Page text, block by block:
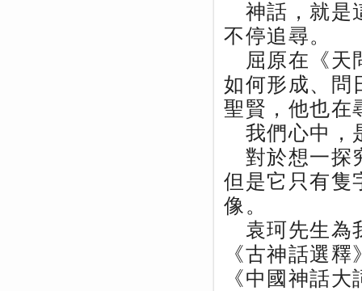
神話，就是
不停追尋。
屈原在《天
如何形成、問
聖賢，他也在
我們心中，
對於想一探
但是它只有隻
像。
袁珂先生為
《古神話選
《中國神話